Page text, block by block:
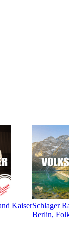
KaiserSchlager
Berlin,